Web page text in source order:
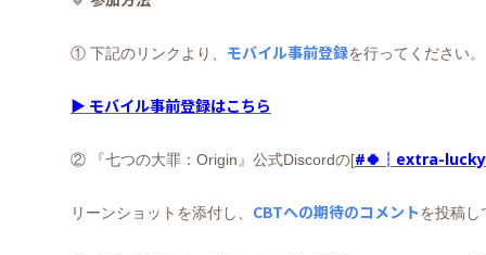
① 下記のリンクより、 モバイル事前登録を行ってください。
▶ モバイル事前登録はこちら
② 『七つの大罪： Origin 』公式Discordの[#🍀┆extra-
リーンショットを添付し、 CBTへの期待のコメントを投稿し